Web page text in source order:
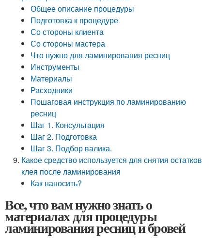
Общее описание процедуры
Подготовка к процедуре
Со стороны клиента
Со стороны мастера
Что нужно для ламинирования ресниц
Инструменты
Материалы
Расходники
Пошаговая инструкция по ламинированию
ресниц
Шаг 1. Консультация
Шаг 2. Подготовка
Шаг 3. Подбор валика.
Какое средство используется для снятия остатков
клея после ламинирования
Как наносить?
Все, что вам нужно знать о
материалах для процедуры
ламинирования ресниц и бровей